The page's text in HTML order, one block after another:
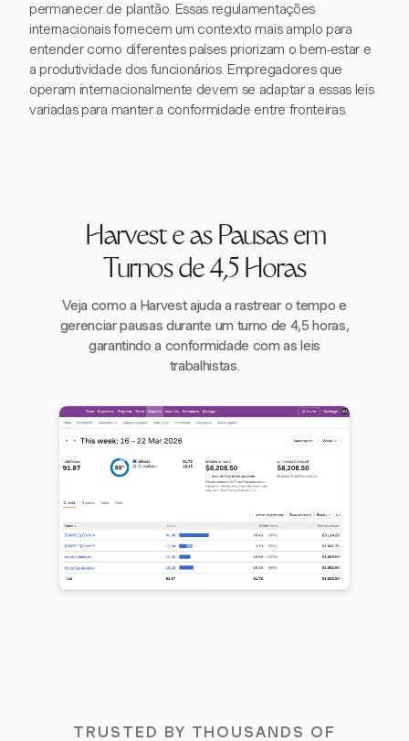
permanecer de plantão. Essas regulamentações
internacionais fornecem um contexto mais amplo para
entender como diferentes países priorizam o bem-estar e
a produtividade dos funcionários. Empregadores que
operam internacionalmente devem se adaptar a essas leis
variadas para manter a conformidade entre fronteiras.
Harvest e as Pausas em
Turnos de 4,5 Horas
Veja como a Harvest ajuda a rastrear o tempo e
gerenciar pausas durante um turno de 4,5 horas,
garantindo a conformidade com as leis
trabalhistas.
TRUSTED BY THOUSANDS OF